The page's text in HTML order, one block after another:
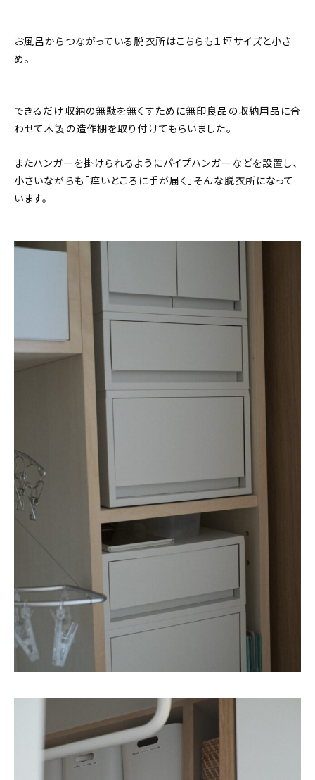
お風呂からつながっている脱衣所はこちらも１坪サイズと小さ
め。
できるだけ収納の無駄を無くすために無印良品の収納用品に合
わせて木製の造作棚を取り付けてもらいました。
またハンガーを掛けられるようにパイプハンガーなどを設置し、
小さいながらも「痒いところに手が届く」そんな脱衣所になって
います。